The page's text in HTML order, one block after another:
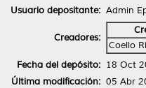
Usuario depositante: Admin
Creadores:
Coello
Fecha del depósito: 18 Oct
Última modificación: 05 Abr